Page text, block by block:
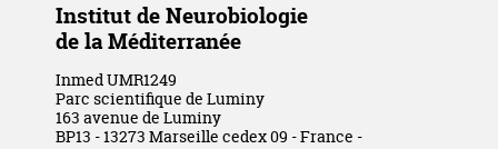
Institut de Neurobiologie
de la Méditerranée
Inmed UMR1249
Parc scientifique de Luminy
163 avenue de Luminy
BP13 - 13273 Marseille cedex 09 - France -